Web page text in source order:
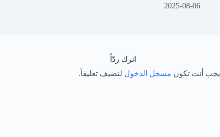
2025-08-06
اترك ردّاً
يجب أنت تكون مسجل الدخول لتضيف تعليقاً.